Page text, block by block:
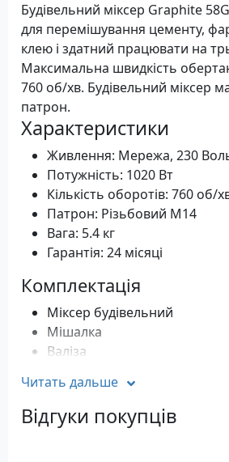
Будівельний міксер Graphite
для перемішування цементу,
клею і здатний працювати на
Максимальна швидкість
760 об/хв. Будівельний міксер
патрон.
Характеристики
Живлення: Мережа, 230
Потужність: 1020 Вт
Кількість оборотів: 760 об/
Патрон: Різьбовий М14
Вага: 5.4 кг
Гарантія: 24 місяці
Комплектація
Міксер будівельний
Мішалка
Валіза
Читать дальше
Відгуки покупців